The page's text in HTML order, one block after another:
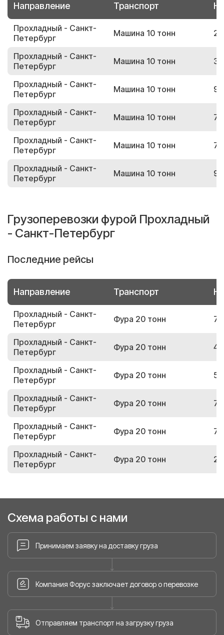
Направление Транспорт
Прохладный - Санкт-
Петербург
Машина 10 тонн
Прохладный - Санкт-
Петербург
Машина 10 тонн
Прохладный - Санкт-
Петербург
Машина 10 тонн
Прохладный - Санкт-
Петербург
Машина 10 тонн
Прохладный - Санкт-
Петербург
Машина 10 тонн
Прохладный - Санкт-
Петербург
Машина 10 тонн
Грузоперевозки фурой Прохладный
- Санкт-Петербург
Последние рейсы
Направление Транспорт
Прохладный - Санкт-
Петербург
Фура 20 тонн
Прохладный - Санкт-
Петербург
Фура 20 тонн
Прохладный - Санкт-
Петербург
Фура 20 тонн
Прохладный - Санкт-
Петербург
Фура 20 тонн
Прохладный - Санкт-
Петербург
Фура 20 тонн
Прохладный - Санкт-
Петербург
Фура 20 тонн
Схема работы с нами
Принимаем заявку на доставку груза
Компания Форус заключает договор о перевозке
Отправляем транспорт на загрузку груза